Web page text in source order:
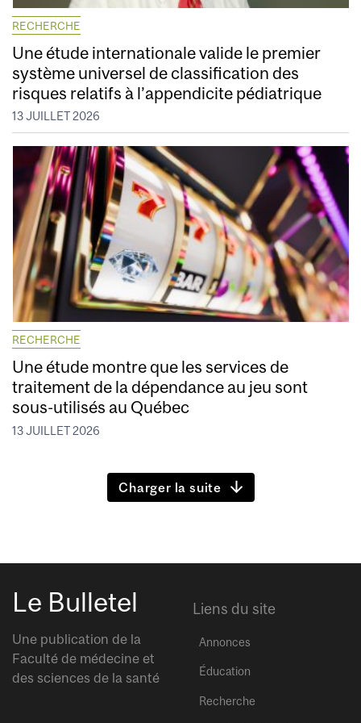
RECHERCHE
Une étude internationale valide le premier
système universel de classification des
risques relatifs à l’appendicite pédiatrique
13 JUILLET 2026
RECHERCHE
Une étude montre que les services de
traitement de la dépendance au jeu sont
sous-utilisés au Québec
13 JUILLET 2026
Charger la suite
Le Bulletel
Une publication de la
Faculté de médecine et
des sciences de la santé
Liens du site
Annonces
Éducation
Recherche